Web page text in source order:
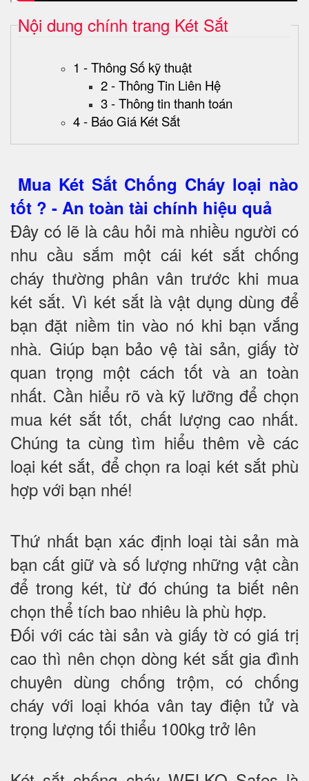
Nội dung chính trang Két Sắt
1 - Thông Số kỹ thuật
2 - Thông Tin Liên Hệ
3 - Thông tin thanh toán
4 - Báo Giá Két Sắt
Mua Két Sắt Chống Cháy loại nào
tốt ? - An toàn tài chính hiệu quả
Đây có lẽ là câu hỏi mà nhiều người có
nhu cầu sắm một cái két sắt chống
cháy thường phân vân trước khi mua
két sắt. Vì két sắt là vật dụng dùng để
bạn đặt niềm tin vào nó khi bạn vắng
nhà. Giúp bạn bảo vệ tài sản, giấy tờ
quan trọng một cách tốt và an toàn
nhất. Cần hiểu rõ và kỹ lưỡng để chọn
mua két sắt tốt, chất lượng cao nhất.
Chúng ta cùng tìm hiểu thêm về các
loại két sắt, để chọn ra loại két sắt phù
hợp với bạn nhé!
Thứ nhất bạn xác định loại tài sản mà
bạn cất giữ và số lượng những vật cần
để trong két, từ đó chúng ta biết nên
chọn thể tích bao nhiêu là phù hợp.
Đối với các tài sản và giấy tờ có giá trị
cao thì nên chọn dòng két sắt gia đình
chuyên dùng chống trộm, có chống
cháy với loại khóa vân tay điện tử và
trọng lượng tối thiểu 100kg trở lên